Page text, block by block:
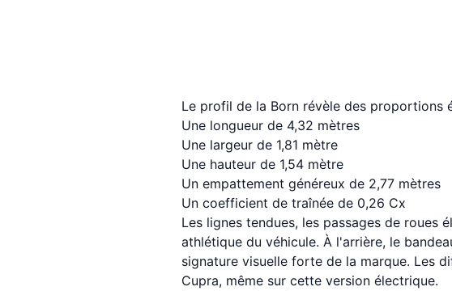
Le profil de la Born révèle des proportions
Une longueur de 4,32 mètres
Une largeur de 1,81 mètre
Une hauteur de 1,54 mètre
Un empattement généreux de 2,77 mètres
Un coefficient de traînée de 0,26 Cx
Les lignes tendues, les passages de roues
athlétique du véhicule. À l'arrière, le
signature visuelle forte de la marque. Les
Cupra, même sur cette version électrique.